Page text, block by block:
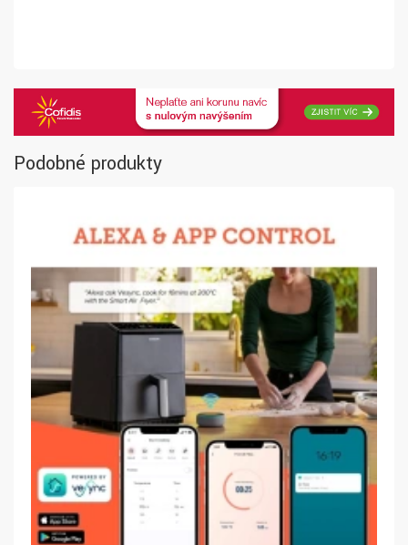
Podobné produkty